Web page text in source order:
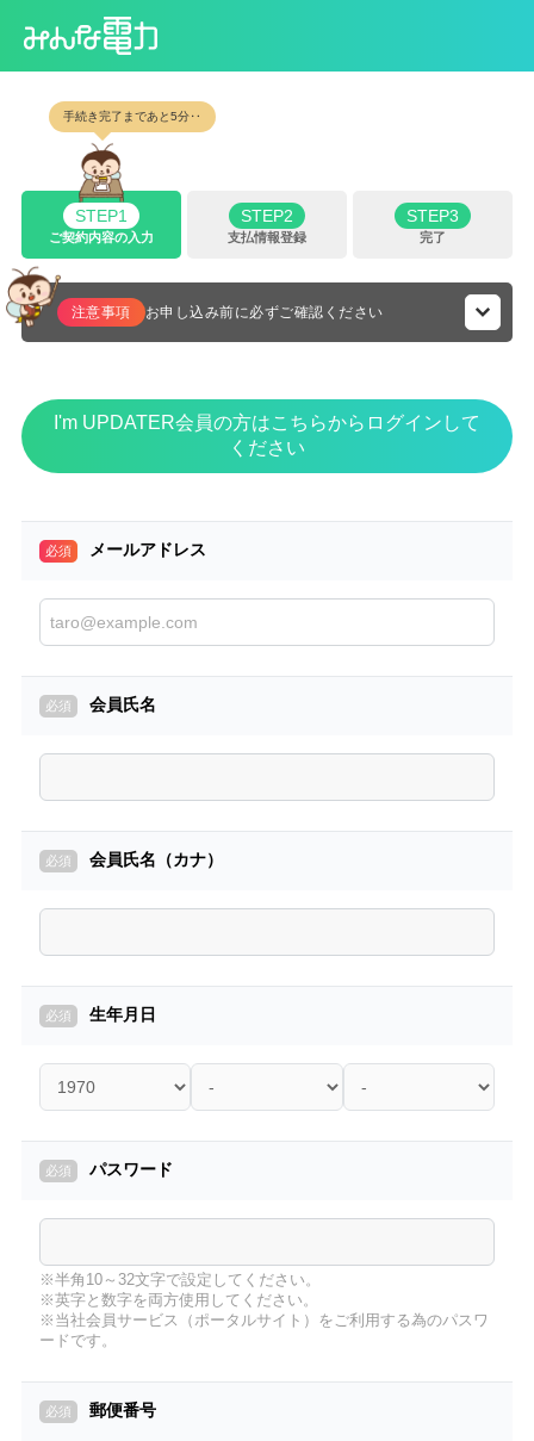
手続き完了まであと5分‥
STEP1
ご契約内容の入力
STEP2
支払情報登録
STEP3
完了
注意事項 お申し込み前に必ずご確認ください
日本国内(沖縄、離島を除く)
✓低圧電力(商店・飲食店・事務所などでモーター等の動力
法人向け電力サービスをご検討ください。
口座振替をご希望の方は、カスタマー・サポートにお電話
ください。
I'm UPDATER会員の方はこちらからログインして
ください
メールアドレス
会員氏名
会員氏名（カナ）
生年月日
パスワード
※半角10～32文字で設定してください。
※英字と数字を両方使用してください。
※当社会員サービス（ポータルサイト）をご利用する為のパスワ
ードです。
郵便番号